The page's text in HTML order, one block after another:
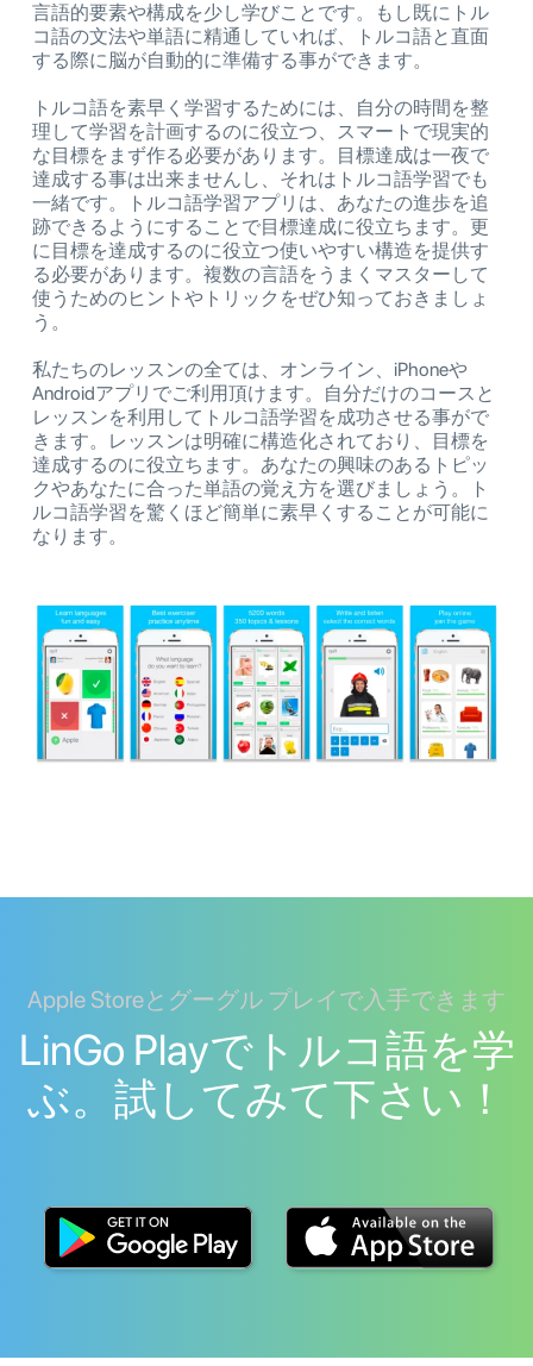
言語的要素や構成を少し学びことです。もし既にトル
コ語の文法や単語に精通していれば、トルコ語と直面
する際に脳が自動的に準備する事ができます。
トルコ語を素早く学習するためには、自分の時間を整
理して学習を計画するのに役立つ、スマートで現実的
な目標をまず作る必要があります。目標達成は一夜で
達成する事は出来ませんし、それはトルコ語学習でも
一緒です。トルコ語学習アプリは、あなたの進歩を追
跡できるようにすることで目標達成に役立ちます。更
に目標を達成するのに役立つ使いやすい構造を提供す
る必要があります。複数の言語をうまくマスターして
使うためのヒントやトリックをぜひ知っておきましょ
う。
私たちのレッスンの全ては、オンライン、iPhoneや
Androidアプリでご利用頂けます。自分だけのコースと
レッスンを利用してトルコ語学習を成功させる事がで
きます。レッスンは明確に構造化されており、目標を
達成するのに役立ちます。あなたの興味のあるトピッ
クやあなたに合った単語の覚え方を選びましょう。ト
ルコ語学習を驚くほど簡単に素早くすることが可能に
なります。
Apple Storeとグーグル プレイで入手できます
LinGo Playでトルコ語を学
ぶ。試してみて下さい！